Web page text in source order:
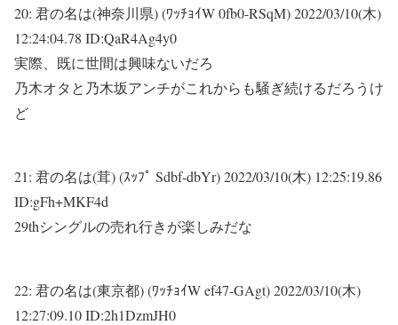
20: 君の名は(神奈川県) (ﾜｯﾁｮｲW 0fb0-RSqM)2022/03/10(木)
12:24:04.78 ID:QaR4Ag4y0
実際、既に世間は興味ないだろ
乃木オタと乃木坂アンチがこれからも騒ぎ続けるだろうけ
ど
21: 君の名は(茸) (ｽｯﾌﾟ Sdbf-dbYr)2022/03/10(木) 12:25:19.86
ID:gFh+MKF4d
29thシングルの売れ行きが楽しみだな
22: 君の名は(東京都) (ﾜｯﾁｮｲW ef47-GAgt)2022/03/10(木)
12:27:09.10 ID:2h1DzmJH0